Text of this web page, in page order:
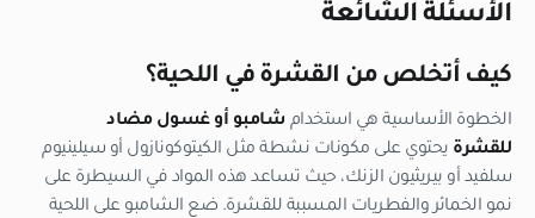
الأسئلة الشائعة
كيف أتخلص من القشرة في اللحية؟
الخطوة الأساسية هي استخدام شامبو أو غسول مضاد
للقشرة يحتوي على مكونات نشطة مثل الكيتوكونازول أو سيلينيوم
سلفيد أو بيريثيون الزنك، حيث تساعد هذه المواد في السيطرة على
نمو الخمائر والفطريات المسببة للقشرة. ضع الشامبو على اللحية